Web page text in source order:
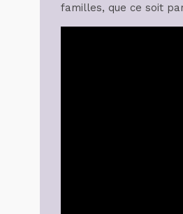
familles, que ce soit